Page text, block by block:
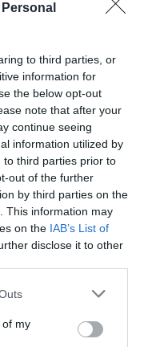
to third parties, or
information for
the below opt-out
note that after your
continue seeing
information utilized by
to third parties prior to
out of the further
by third parties on the
This information may
on the IAB’s List of
disclose it to other
one or more Google
You may click to
its third-party tags to
of my